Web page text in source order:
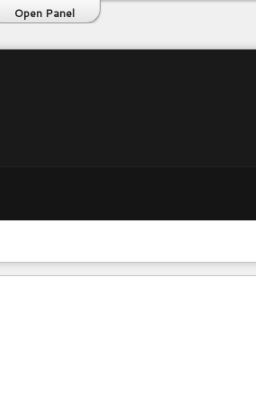
Open Panel